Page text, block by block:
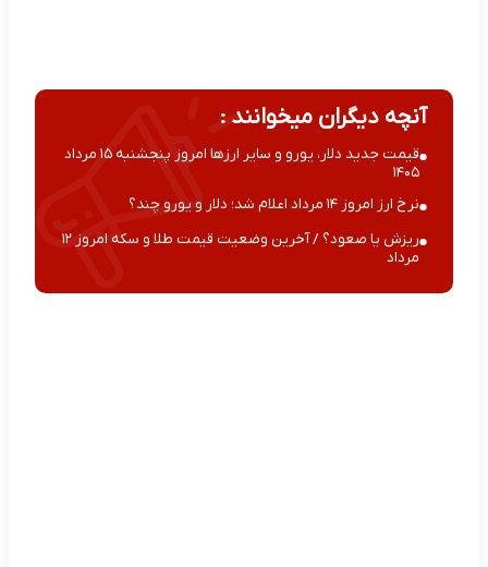
آنچه دیگران میخوانند :
قیمت جدید دلار، یورو و سایر ارزها امروز پنجشنبه ۱۵ مرداد
۱۴۰۵
نرخ ارز امروز ۱۴ مرداد اعلام شد؛ دلار و یورو چند؟
ریزش یا صعود؟ / آخرین وضعیت قیمت طلا و سکه امروز ۱۲
مرداد